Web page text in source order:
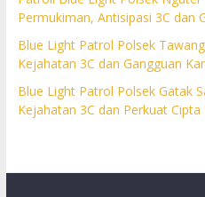
Permukiman, Antisipasi 3C dan
Blue Light Patrol Polsek
Kejahatan 3C dan Gangguan
Blue Light Patrol Polsek Gatak
Kejahatan 3C dan Perkuat Cipta